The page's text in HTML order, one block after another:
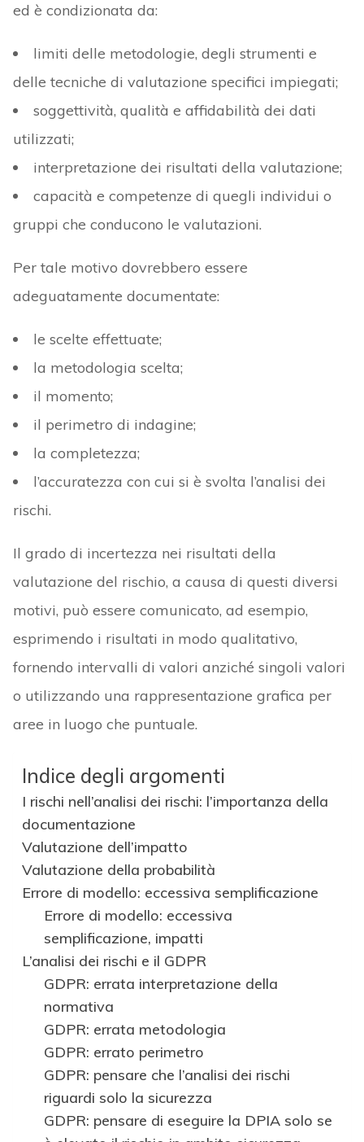
ed è condizionata da:
limiti delle metodologie, degli strumenti e
delle tecniche di valutazione specifici impiegati;
soggettività, qualità e affidabilità dei dati
utilizzati;
interpretazione dei risultati della valutazione;
capacità e competenze di quegli individui o
gruppi che conducono le valutazioni.
Per tale motivo dovrebbero essere
adeguatamente documentate:
le scelte effettuate;
la metodologia scelta;
il momento;
il perimetro di indagine;
la completezza;
l’accuratezza con cui si è svolta l’analisi dei
rischi.
Il grado di incertezza nei risultati della
valutazione del rischio, a causa di questi diversi
motivi, può essere comunicato, ad esempio,
esprimendo i risultati in modo qualitativo,
fornendo intervalli di valori anziché singoli valori
o utilizzando una rappresentazione grafica per
aree in luogo che puntuale.
Indice degli argomenti
I rischi nell’analisi dei rischi: l’importanza della
documentazione
Valutazione dell’impatto
Valutazione della probabilità
Errore di modello: eccessiva semplificazione
Errore di modello: eccessiva
semplificazione, impatti
L’analisi dei rischi e il GDPR
GDPR: errata interpretazione della
normativa
GDPR: errata metodologia
GDPR: errato perimetro
GDPR: pensare che l’analisi dei rischi
riguardi solo la sicurezza
GDPR: pensare di eseguire la DPIA solo se